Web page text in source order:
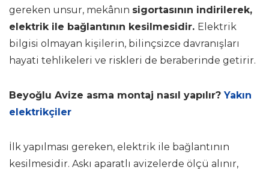
gereken unsur, mekânın sigortasının indirilerek,
elektrik ile bağlantının kesilmesidir. Elektrik
bilgisi olmayan kişilerin, bilinçsizce davranışları
hayati tehlikeleri ve riskleri de beraberinde getirir.
Beyoğlu Avize asma montaj nasıl yapılır?Yakın
elektrikçiler
İlk yapılması gereken, elektrik ile bağlantının
kesilmesidir. Askı aparatlı avizelerde ölçü alınır,